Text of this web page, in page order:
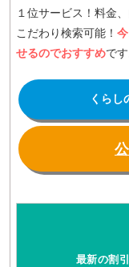
１位サービス！料金
こだわり検索可能！
せるのでおすすめです
くらし
最新の割